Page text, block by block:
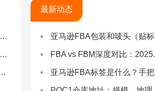
最新动态
亚马逊FBA包装和唛头（贴标签）要求（2025最新详解）
FBA vs FBM深度对比：2025年卖家该如何选择？（附决策流程图）
亚马逊FBA标签是什么？手把手教你设置与避坑（附超全指南）